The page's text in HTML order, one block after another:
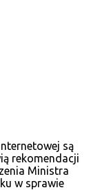
są
rekomendacji
Ministra
w sprawie